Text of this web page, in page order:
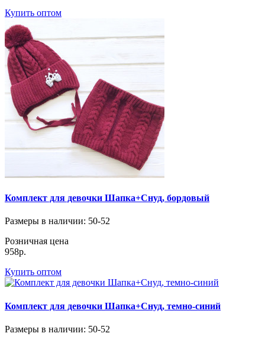
Купить оптом
Комплект для девочки Шапка+Снуд, бордовый
Размеры в наличии: 50-52
Розничная цена
958р.
Купить оптом
Комплект для девочки Шапка+Снуд, темно-синий
Размеры в наличии: 50-52